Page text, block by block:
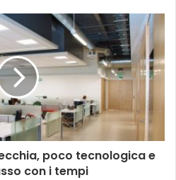
poco tecnologica e
con i tempi